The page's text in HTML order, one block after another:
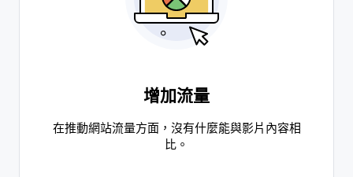
增加流量
在推動網站流量方面，沒有什麼能與影片內容相
比。